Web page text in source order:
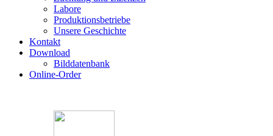
Labore
Produktionsbetriebe
Unsere Geschichte
Kontakt
Download
Bilddatenbank
Online-Order